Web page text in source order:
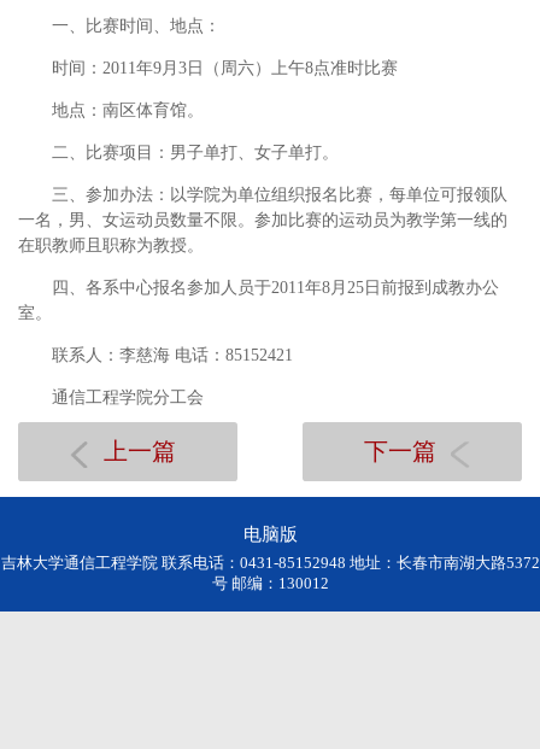
一、比赛时间、地点：
时间：2011年9月3日（周六）上午8点准时比赛
地点：南区体育馆。
二、比赛项目：男子单打、女子单打。
三、参加办法：以学院为单位组织报名比赛，每单位可报领队
一名，男、女运动员数量不限。参加比赛的运动员为教学第一线的
在职教师且职称为教授。
四、各系中心报名参加人员于2011年8月25日前报到成教办公
室。
联系人：李慈海 电话：85152421
通信工程学院分工会
上一篇 下一篇
电脑版
吉林大学通信工程学院 联系电话：0431-85152948 地址：长春市南湖大路5372
号 邮编：130012